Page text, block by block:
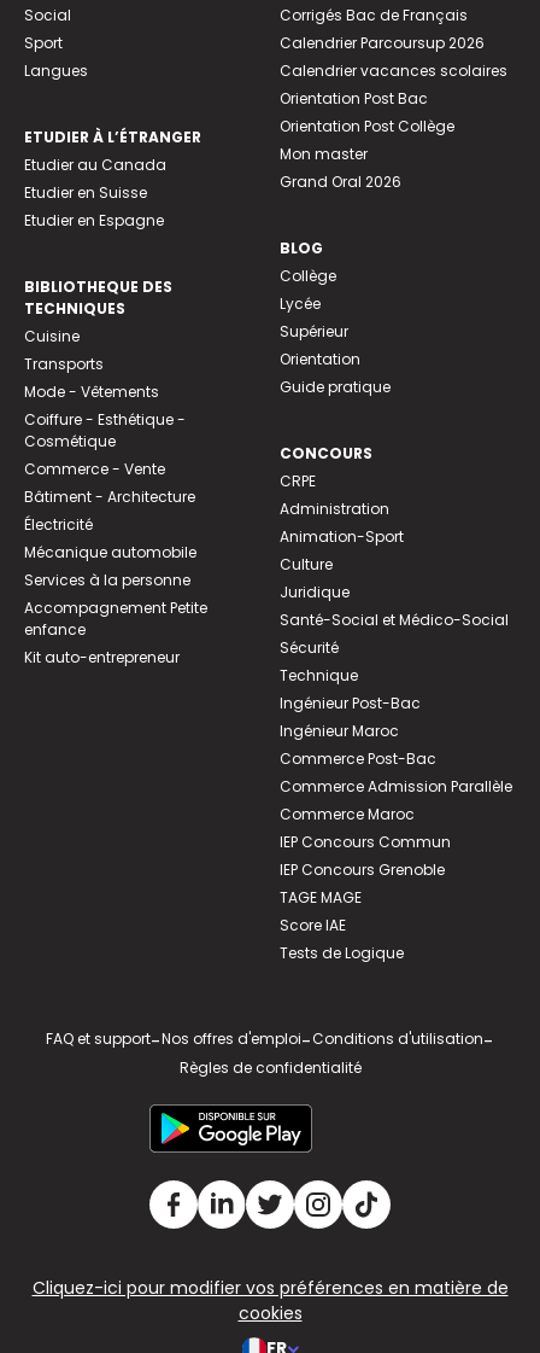
Social
Sport
Langues
ETUDIER À L’ÉTRANGER
Etudier au Canada
Etudier en Suisse
Etudier en Espagne
BIBLIOTHEQUE DES
TECHNIQUES
Cuisine
Transports
Mode - Vêtements
Coiffure - Esthétique -
Cosmétique
Commerce - Vente
Bâtiment - Architecture
Électricité
Mécanique automobile
Services à la personne
Accompagnement Petite
enfance
Kit auto-entrepreneur
Corrigés Bac de Français
Calendrier Parcoursup 2026
Calendrier vacances scolaires
Orientation Post Bac
Orientation Post Collège
Mon master
Grand Oral 2026
BLOG
Collège
Lycée
Supérieur
Orientation
Guide pratique
CONCOURS
CRPE
Administration
Animation-Sport
Culture
Juridique
Santé-Social et Médico-Social
Sécurité
Technique
Ingénieur Post-Bac
Ingénieur Maroc
Commerce Post-Bac
Commerce Admission Parallèle
Commerce Maroc
IEP Concours Commun
IEP Concours Grenoble
TAGE MAGE
Score IAE
Tests de Logique
FAQ et support-Nos offres d'emploi-Conditions d'utilisation-
Règles de confidentialité
Cliquez-ici pour modifier vos préférences en matière de
cookies
FR